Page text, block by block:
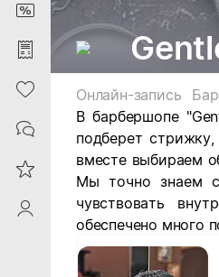
DiscountCard
Purchases
Heart
Contacts
Reviews
ProfileSaby
Онлайн-запись
В барбершопе
подберет
вместе выбираем
Мы точно знаем
чувствовать
обеспечено много